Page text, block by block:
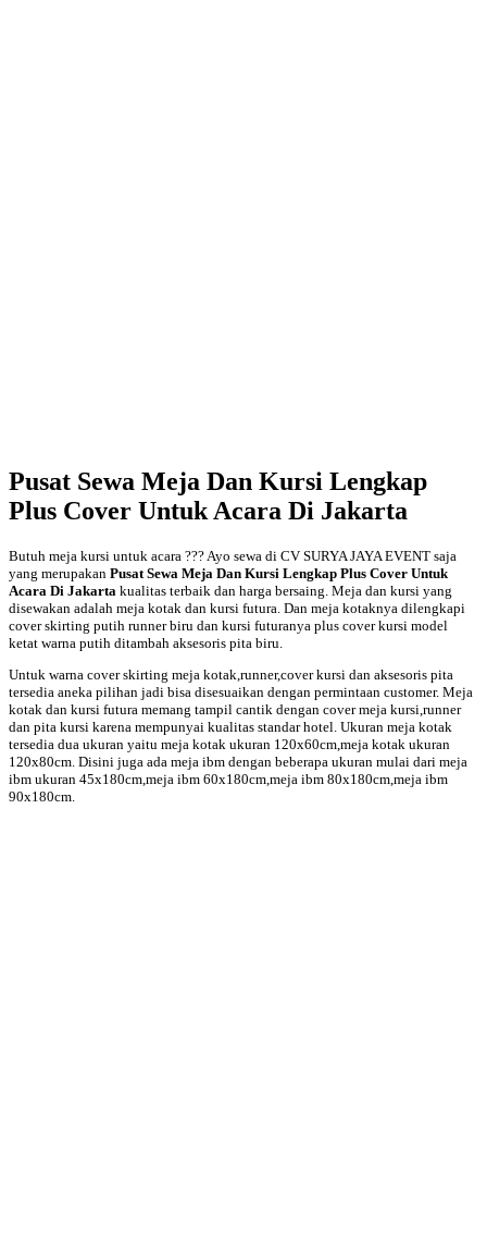
Pusat Sewa Meja Dan Kursi Lengkap
Plus Cover Untuk Acara Di Jakarta
Butuh meja kursi untuk acara ??? Ayo sewa di CV SURYA JAYA EVENT saja
yang merupakan Pusat Sewa Meja Dan Kursi Lengkap Plus Cover Untuk
Acara Di Jakarta kualitas terbaik dan harga bersaing. Meja dan kursi yang
disewakan adalah meja kotak dan kursi futura. Dan meja kotaknya dilengkapi
cover skirting putih runner biru dan kursi futuranya plus cover kursi model
ketat warna putih ditambah aksesoris pita biru.
Untuk warna cover skirting meja kotak,runner,cover kursi dan aksesoris pita
tersedia aneka pilihan jadi bisa disesuaikan dengan permintaan customer. Meja
kotak dan kursi futura memang tampil cantik dengan cover meja kursi,runner
dan pita kursi karena mempunyai kualitas standar hotel. Ukuran meja kotak
tersedia dua ukuran yaitu meja kotak ukuran 120x60cm,meja kotak ukuran
120x80cm. Disini juga ada meja ibm dengan beberapa ukuran mulai dari meja
ibm ukuran 45x180cm,meja ibm 60x180cm,meja ibm 80x180cm,meja ibm
90x180cm.